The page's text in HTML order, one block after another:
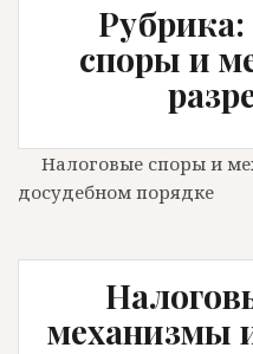
споры и
Налоговые споры и
досудебном порядке
механизмы